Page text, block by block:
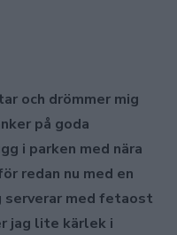
och drömmer mig
på goda
i parken med nära
redan nu med en
serverar med fetaost
jag lite kärlek i